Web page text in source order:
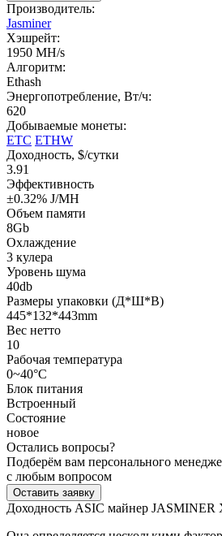
Производитель:
Jasminer
Хэшрейт:
1950 MH/s
Алгоритм:
Ethash
Энергопотребление, Вт/ч:
620
Добываемые монеты:
ETC ETHW
Доходность, $/сутки
3.91
Эффективность
±0.32% J/MH
Объем памяти
8Gb
Охлаждение
3 кулера
Уровень шума
40db
Размеры упаковки (Д*Ш*В)
445*132*443mm
Вес нетто
10
Рабочая температура
0~40°C
Блок питания
Встроенный
Состояние
новое
Остались вопросы?
Подберём вам персонального
с любым вопросом
Оставить заявку
Доходность ASIC майнер JASMINER